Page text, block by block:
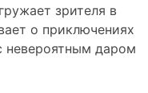
зрителя в
о приключениях
невероятным даром